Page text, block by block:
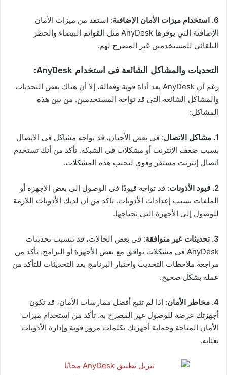
6. استخدام ميزات الأمان الإضافىة
: استفد من ميزات الأمان
الإضافىة التي يوفرها AnyDesk مثل القوائم البيضاء والحظر
التلقائي للمستخدمين غير المصرح لهم.
التحديات والمشاكل الشائعة فى استخدام AnyDesk:
رغم أن AnyDesk يعد أداة قوية وفعالة، إلا أن هناك بعض التحديات
والمشاكل الشائعة التي قد تواجه المستخدمين. من بين هذه
المشاكل:
1. مشاكل الاتصال
: فى بعض الأحيان، قد تواجه مشاكل فى الاتصال
بسبب ضعف الإنترنت أو مشكلات فى الشبكة. تأكد من أنك تستخدم
اتصال إنترنت مستقر وقوي لتجنب هذه المشكلات.
2. قيود الأذونات
: قد تواجه قيودًا فى الوصول إلى بعض الأجهزة أو
الملفات بسبب إعدادات الأذونات. تأكد من أن لديك الأذونات اللازمة
للوصول إلى الأجهزة التي تحتاجها.
3. تحديثات غير متوافقة
: فى بعض الحالات، قد تتسبب تحديثات
AnyDesk فى مشكلات توافق مع بعض الأجهزة أو البرامج. تأكد من
مراجعة ملاحظات التحديث واختبار البرنامج بعد التحديثات للتأكد من
عمله بشكل صحيح.
4. مخاطر الأمان
: إذا لم تتبع أفضل ممارسات الأمان، قد تكون
أجهزتك عرضة للوصول غير المصرح به. تأكد من استخدام ميزات
الأمان المتاحة وحماية أجهزتك بكلمات مرور قوية وإدارة الأذونات
بعناية.